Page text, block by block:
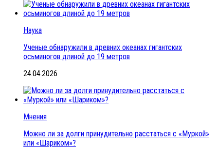
Наука
Ученые обнаружили в древних океанах гигантских
осьминогов длиной до 19 метров
24.04.2026
Мнения
Можно ли за долги принудительно расстаться с «Муркой»
или «Шариком»?